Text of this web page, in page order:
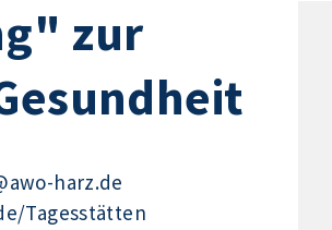
zur
harz.de
Tagesstätten